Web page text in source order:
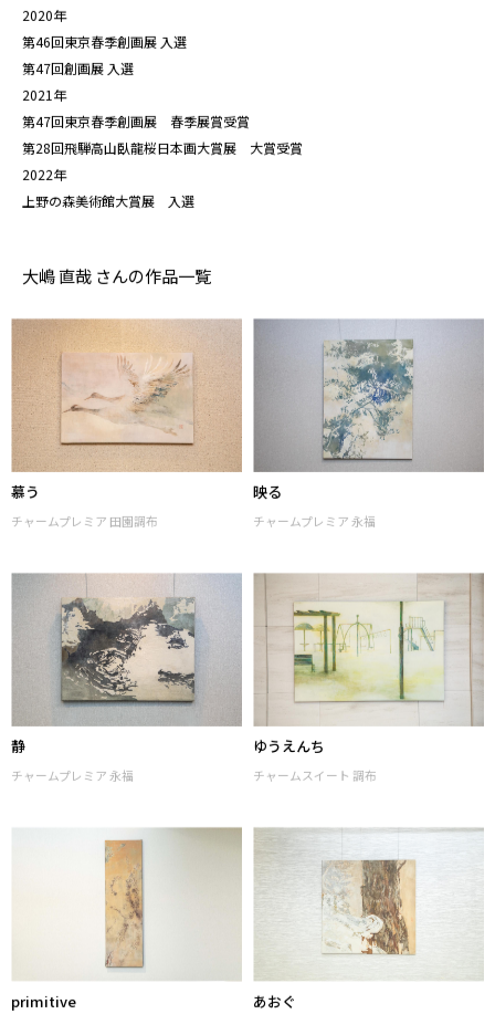
2020年
第46回東京春季創画展 入選
第47回創画展 入選
2021年
第47回東京春季創画展 春季展賞受賞
第28回飛騨高山臥龍桜日本画大賞展 大賞受賞
2022年
上野の森美術館大賞展 入選
大嶋 直哉 さんの作品一覧
慕う
チャームプレミア 田園調布
映る
チャームプレミア 永福
静
チャームプレミア 永福
ゆうえんち
チャームスイート 調布
primitive あおぐ